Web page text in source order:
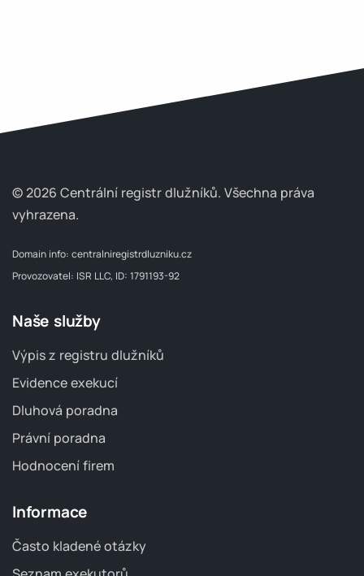
© 2026 Centrální registr dlužníků. Všechna práva
vyhrazena.
Domain info: centralniregistrdluzniku.cz
Provozovatel: ISR LLC, ID: 1791193-92
Naše služby
Výpis z registru dlužníků
Evidence exekucí
Dluhová poradna
Právní poradna
Hodnocení firem
Informace
Často kladené otázky